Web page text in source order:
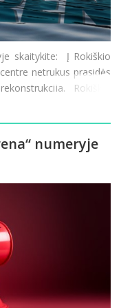
skaitykite: Į Rokiškio
netrukus prasidės
Rokiškio
joje ko
numeryje